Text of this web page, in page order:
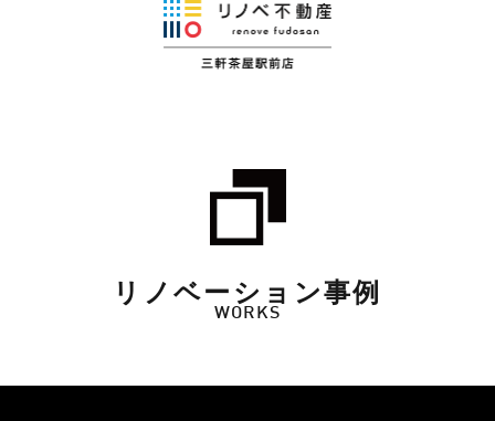
リノベーション事例
WORKS